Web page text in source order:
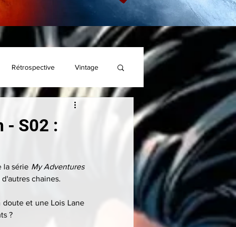
Rétrospective Vintage
- S02 :
la série My Adventures
chaines.
doute et une Lois Lane
?